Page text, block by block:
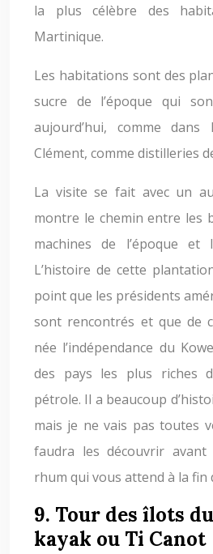
la plus célèbre des
Martinique.
Les habitations sont des
sucre de l’époque qui
aujourd’hui, comme
Clément, comme distilleries
La visite se fait avec un
montre le chemin entre les
machines de l’époque et
L’histoire de cette
point que les présidents
sont rencontrés et que de
née l’indépendance du
des pays les plus riches
pétrole. Il a beaucoup
mais je ne vais pas toutes
faudra les découvrir
rhum qui vous attend à la fin
9. Tour des îlots
kayak ou Ti Canot